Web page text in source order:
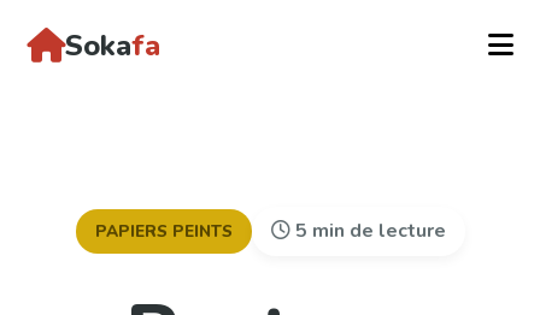
Sokafa
PAPIERS PEINTS 5 min de lecture